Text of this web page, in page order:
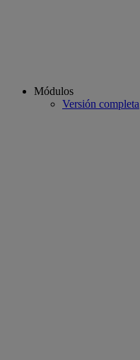
Módulos
Versión completa